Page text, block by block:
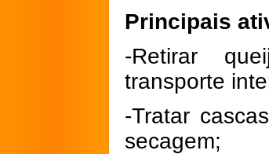
Principais
-Retirar
transporte
-Tratar
secagem;